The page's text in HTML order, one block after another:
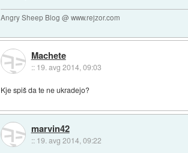
Angry Sheep Blog @ www.rejzor.com
Machete
:: 19. avg 2014, 09:03
Kje spiš da te ne ukradejo?
marvin42
:: 19. avg 2014, 09:22